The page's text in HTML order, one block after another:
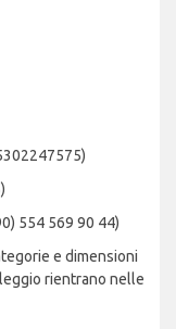
554 569 90 44)
e dimensioni
rientrano nelle